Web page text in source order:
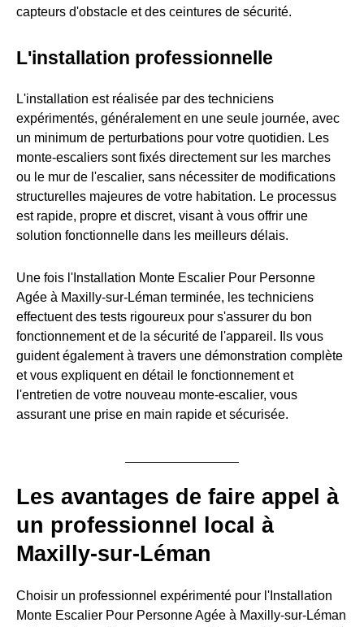
capteurs d'obstacle et des ceintures de sécurité.
L'installation professionnelle
L'installation est réalisée par des techniciens
expérimentés, généralement en une seule journée, avec
un minimum de perturbations pour votre quotidien. Les
monte-escaliers sont fixés directement sur les marches
ou le mur de l'escalier, sans nécessiter de modifications
structurelles majeures de votre habitation. Le processus
est rapide, propre et discret, visant à vous offrir une
solution fonctionnelle dans les meilleurs délais.
Une fois l'Installation Monte Escalier Pour Personne
Agée à Maxilly-sur-Léman terminée, les techniciens
effectuent des tests rigoureux pour s'assurer du bon
fonctionnement et de la sécurité de l'appareil. Ils vous
guident également à travers une démonstration complète
et vous expliquent en détail le fonctionnement et
l'entretien de votre nouveau monte-escalier, vous
assurant une prise en main rapide et sécurisée.
Les avantages de faire appel à
un professionnel local à
Maxilly-sur-Léman
Choisir un professionnel expérimenté pour l'Installation
Monte Escalier Pour Personne Agée à Maxilly-sur-Léman